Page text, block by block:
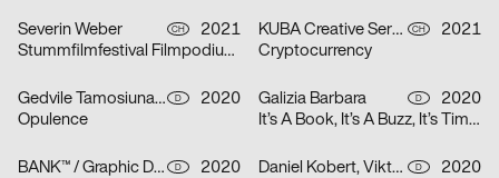
Severin Weber CH
2021
Stummfilmfestival Filmpodium Zürich
KUBA Creative Services CH
2021
Cryptocurrency
Gedvile Tamosiunaite, Jelena Luise, Shuaitong Zong D
2020
Opulence
Galizia Barbara D
2020
It’s A Book, It’s A Buzz, It’s Time to Discuss
BANK™ / Graphic Design Today D
2020
Daniel Kobert, Viktor Lentzen D
2020